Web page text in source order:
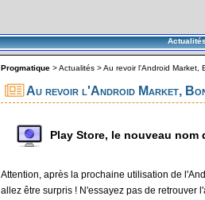
Progmatique >Actualités >Au revoir l'Android Market,
Au revoir l'Android Market,
Play Store, le nouveau nom
Attention, après la prochaine utilisation de
allez être surpris ! N'essayez pas de retrouver